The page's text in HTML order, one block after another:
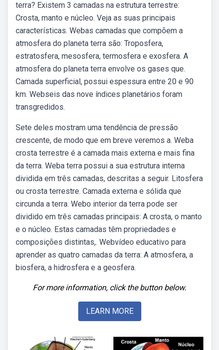
terra? Existem 3 camadas na estrutura terrestre:
Crosta, manto e núcleo. Veja as suas principais
características. Webas camadas que compõem a
atmosfera do planeta terra são: Troposfera,
estratosfera, mesosfera, termosfera e exosfera. A
atmosfera do planeta terra envolve os gases que.
Camada superficial, possui espessura entre 20 e 90
km. Webseis das nove índices planetários foram
transgredidos.
Sete deles mostram uma tendência de pressão
crescente, de modo que em breve veremos a. Weba
crosta terrestre é a camada mais externa e mais fina
da terra. Weba terra possui a sua estrutura interna
dividida em três camadas, descritas a seguir. Litosfera
ou crosta terrestre. Camada externa e sólida que
circunda a terra. Webo interior da terra pode ser
dividido em três camadas principais: A crosta, o manto
e o núcleo. Estas camadas têm propriedades e
composições distintas,. Webvídeo educativo para
aprender as quatro camadas da terra: A atmosfera, a
biosfera, a hidrosfera e a geosfera.
For more information, click the button below.
LEARN MORE